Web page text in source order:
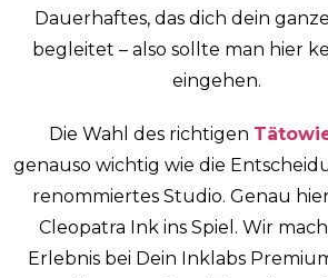
Dauerhaftes, das dich dein
begleitet – also sollte man hier
eingehen.
Die Wahl des richtigen
genauso wichtig wie die
renommiertes Studio. Genau
Cleopatra Ink ins Spiel. Wir
Erlebnis bei Dein Inklabs